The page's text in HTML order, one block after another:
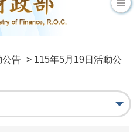
公告 > 115年5月19日活動公